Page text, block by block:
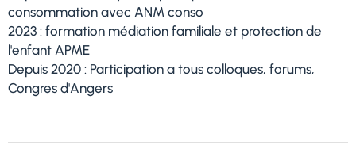
consommation avec ANM conso
2023 : formation médiation familiale et protection de
l'enfant APME
Depuis 2020 : Participation a tous colloques, forums,
Congres d'Angers